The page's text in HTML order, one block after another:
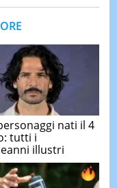
nati il 4
tutti i
illustri